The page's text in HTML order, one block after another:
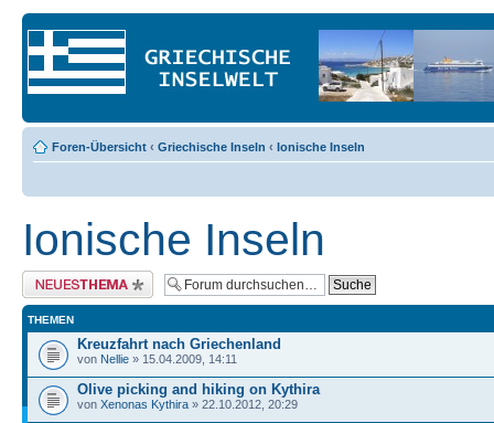
Foren-Übersicht ‹ Griechische Inseln ‹ Ionische Inseln
Ionische Inseln
Neues Thema erstellen
THEMEN
Kreuzfahrt nach Griechenland
von Nellie » 15.04.2009, 14:11
Olive picking and hiking on Kythira
von Xenonas Kythira » 22.10.2012, 20:29